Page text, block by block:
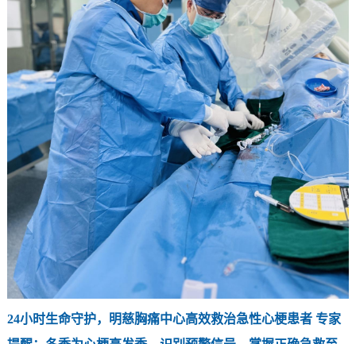
24小时生命守护，明慈胸痛中心高效救治急性心梗患者 专家